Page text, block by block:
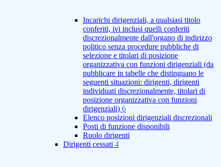
Incarichi dirigenziali, a qualsiasi titolo
conferiti, ivi inclusi quelli conferiti
discrezionalmente dall'organo di indirizzo
politico senza procedure pubbliche di
selezione e titolari di posizione
organizzativa con funzioni dirigenziali (da
pubblicare in tabelle che distinguano le
seguenti situazioni: dirigenti, dirigenti
individuati discrezionalmente, titolari di
posizione organizzativa con funzioni
dirigenziali) 6
Elenco posizioni dirigenziali discrezionali
Posti di funzione disponibili
Ruolo dirigenti
Dirigenti cessati 4